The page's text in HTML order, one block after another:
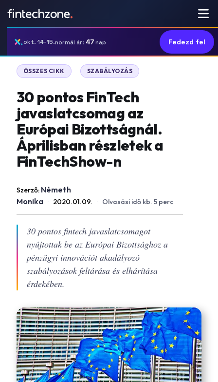
okt. 14-15.normál ár: 47nap Fedezd fel
ÖSSZES CIKK SZABÁLYOZÁS
30 pontos FinTech
javaslatcsomag az
Európai Bizottságnál.
Áprilisban részletek a
FinTechShow-n
Szerző: Németh
Monika · 2020.01.09. · Olvasási idő kb. 5 perc
30 pontos fintech javaslatcsomagot
nyújtottak be az Európai Bizottsághoz a
pénzügyi innovációt akadályozó
szabályozások feltárása és elhárítása
érdekében.